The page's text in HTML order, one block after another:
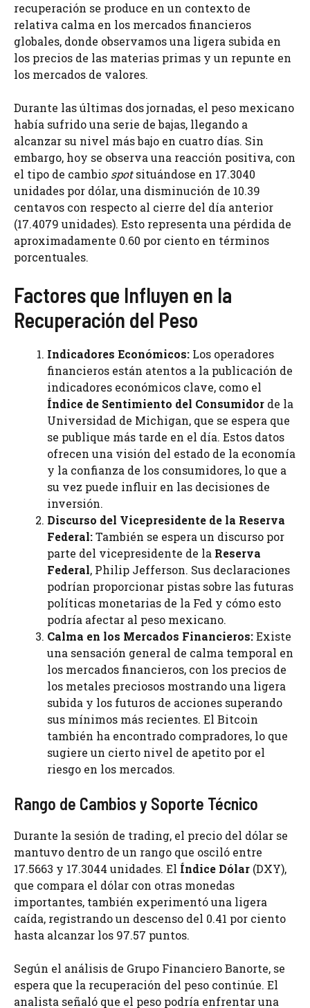
recuperación se produce en un contexto de
relativa calma en los mercados financieros
globales, donde observamos una ligera subida en
los precios de las materias primas y un repunte en
los mercados de valores.
Durante las últimas dos jornadas, el peso mexicano
había sufrido una serie de bajas, llegando a
alcanzar su nivel más bajo en cuatro días. Sin
embargo, hoy se observa una reacción positiva, con
el tipo de cambio spotsituándose en 17.3040
unidades por dólar, una disminución de 10.39
centavos con respecto al cierre del día anterior
(17.4079 unidades). Esto representa una pérdida de
aproximadamente 0.60 por ciento en términos
porcentuales.
Factores que Influyen en la
Recuperación del Peso
Indicadores Económicos: Los operadores
financieros están atentos a la publicación de
indicadores económicos clave, como el
Índice de Sentimiento del Consumidor de la
Universidad de Michigan, que se espera que
se publique más tarde en el día. Estos datos
ofrecen una visión del estado de la economía
y la confianza de los consumidores, lo que a
su vez puede influir en las decisiones de
inversión.
Discurso del Vicepresidente de la Reserva
Federal:También se espera un discurso por
parte del vicepresidente de la Reserva
Federal, Philip Jefferson. Sus declaraciones
podrían proporcionar pistas sobre las futuras
políticas monetarias de la Fed y cómo esto
podría afectar al peso mexicano.
Calma en los Mercados Financieros:Existe
una sensación general de calma temporal en
los mercados financieros, con los precios de
los metales preciosos mostrando una ligera
subida y los futuros de acciones superando
sus mínimos más recientes. El Bitcoin
también ha encontrado compradores, lo que
sugiere un cierto nivel de apetito por el
riesgo en los mercados.
Rango de Cambios y Soporte Técnico
Durante la sesión de trading, el precio del dólar se
mantuvo dentro de un rango que osciló entre
17.5663 y 17.3044 unidades. El Índice Dólar (DXY),
que compara el dólar con otras monedas
importantes, también experimentó una ligera
caída, registrando un descenso del 0.41 por ciento
hasta alcanzar los 97.57 puntos.
Según el análisis de Grupo Financiero Banorte, se
espera que la recuperación del peso continúe. El
analista señaló que el peso podría enfrentar una